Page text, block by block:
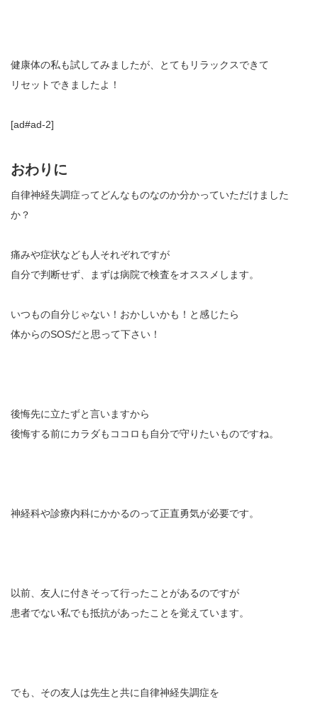
健康体の私も試してみましたが、とてもリラックスできて
リセットできましたよ！
[ad#ad-2]
おわりに
自律神経失調症ってどんなものなのか分かっていただけました
か？
痛みや症状なども人それぞれですが
自分で判断せず、まずは病院で検査をオススメします。
いつもの自分じゃない！おかしいかも！と感じたら
体からのSOSだと思って下さい！
後悔先に立たずと言いますから
後悔する前にカラダもココロも自分で守りたいものですね。
神経科や診療内科にかかるのって正直勇気が必要です。
以前、友人に付きそって行ったことがあるのですが
患者でない私でも抵抗があったことを覚えています。
でも、その友人は先生と共に自律神経失調症を